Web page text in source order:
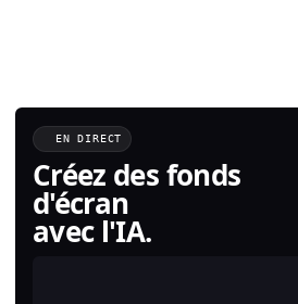
EN DIRECT
Créez des fonds
d'écran
avec l'IA.